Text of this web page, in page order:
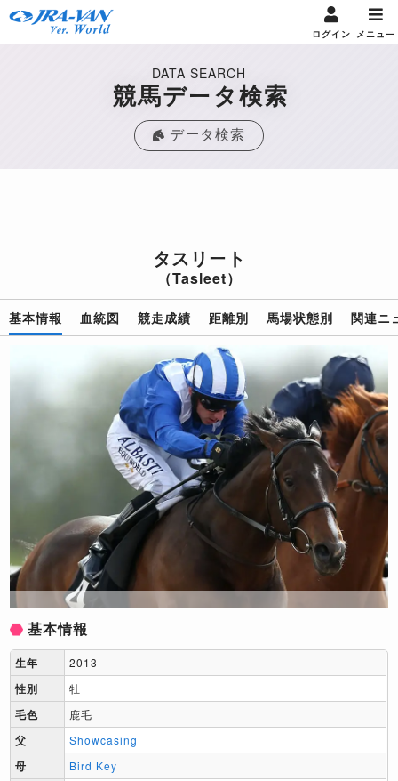
ログイン メニュー
DATA SEARCH
競馬データ検索
データ検索
タスリート
（Tasleet）
基本情報 血統図 競走成績 距離別 馬場状態別 関連ニ
基本情報
生年 2013
性別 牡
毛色 鹿毛
父 Showcasing
母 Bird Key